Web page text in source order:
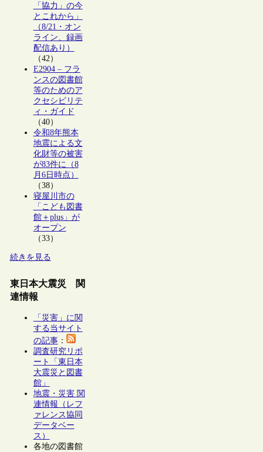
「協力」の今
とこれから」
（8/21・オン
ライン、録画
配信あり）
（42）
E2904 – フラ
ンスの図書館
等のためのア
クセシビリテ
ィ・ガイド
（40）
令和8年熊本
地震による文
化財等の被害
が83件に（8
月6日時点）
（38）
寝屋川市の
「こども図書
館＋plus」が
オープン
（33）
続きを見る
東日本大震災 関
連情報
「災害」に関
する当サイト
の記事：
調査研究リポ
ート「東日本
大震災と図書
館」
地震・災害 関
連情報（レフ
ァレンス協同
データベー
ス）
各地の図書館